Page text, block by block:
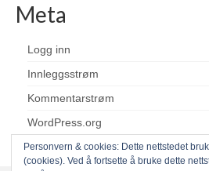
Meta
Logg inn
Innleggsstrøm
Kommentarstrøm
WordPress.org
Personvern & cookies: Dette nettstedet
(cookies). Ved å fortsette å bruke dette